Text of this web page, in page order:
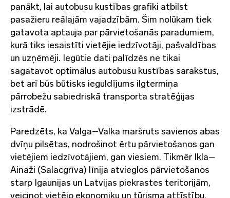
panākt, lai autobusu kustības grafiki atbilst
pasažieru reālajām vajadzībām. Šim nolūkam tiek
gatavota aptauja par pārvietošanās paradumiem,
kurā tiks iesaistīti vietējie iedzīvotāji, pašvaldības
un uzņēmēji. Iegūtie dati palīdzēs ne tikai
sagatavot optimālus autobusu kustības sarakstus,
bet arī būs būtisks ieguldījums ilgtermiņa
pārrobežu sabiedriskā transporta stratēģijas
izstrādē.
Paredzēts, ka Valga–Valka maršruts savienos abas
dvīņu pilsētas, nodrošinot ērtu pārvietošanos gan
vietējiem iedzīvotājiem, gan viesiem. Tikmēr Ikla–
Ainaži (Salacgrīva) līnija atvieglos pārvietošanos
starp Igaunijas un Latvijas piekrastes teritorijām,
veicinot vietējo ekonomiku un tūrisma attīstību.